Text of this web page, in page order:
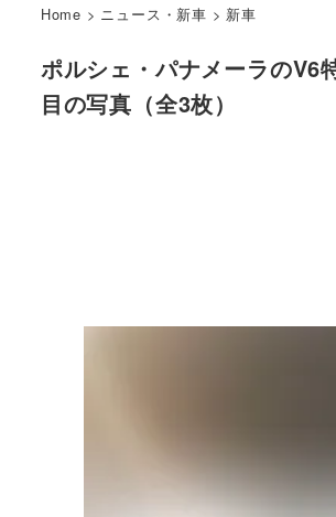
Home > ニュース・新車 > 新車
ポルシェ・パナメーラの
目の写真（全3枚）